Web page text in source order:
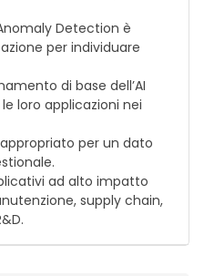
Detection è
per individuare
di base dell’AI
loro applicazioni nei
per un dato
ad alto impatto
supply chain,